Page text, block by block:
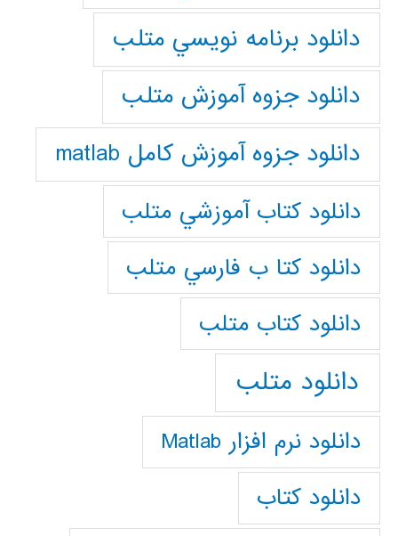
دانلود برنامه نويسي متلب
دانلود جزوه آموزش متلب
دانلود جزوه آموزش کامل matlab
دانلود كتاب آموزشي متلب
دانلود كتا ب فارسي متلب
دانلود كتاب متلب
دانلود متلب
دانلود نرم افزار Matlab
دانلود کتاب